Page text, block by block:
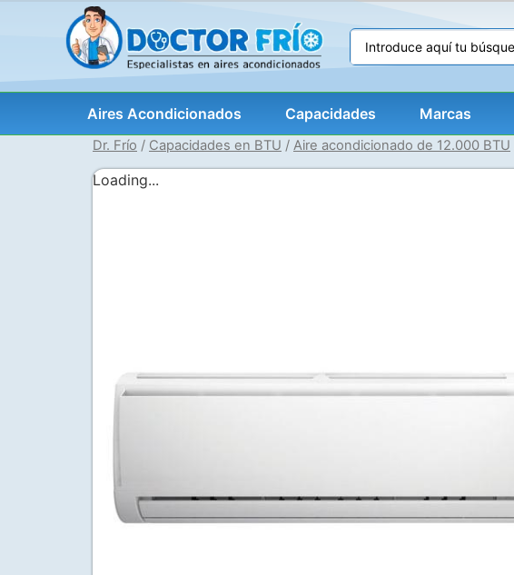
Aires Acondicionados Capacidades Marcas
Dr. Frío / Capacidades en BTU / Aire acondicionado de 12.000 BTU
Loading...